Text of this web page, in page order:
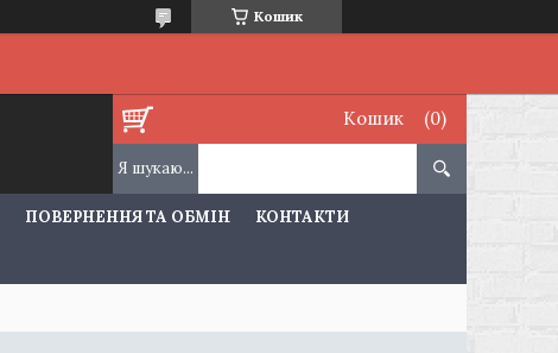
Кошик
Кошик
ПОВЕРНЕННЯ ТА ОБМІН КОНТАКТИ